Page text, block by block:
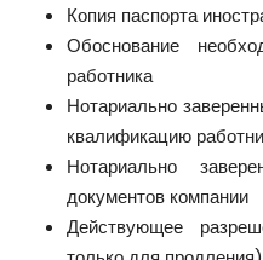
Копия паспорта
Обоснование
работника
Нотариально
квалификацию
Нотариально
документов компании
Действующее